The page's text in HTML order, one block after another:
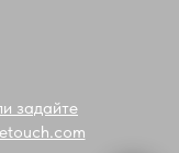
задайте